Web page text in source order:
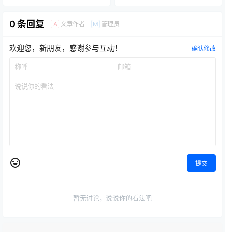
0 条回复 A 文章作者 M 管理员
欢迎您，新朋友，感谢参与互动！ 确认修改
提交
暂无讨论，说说你的看法吧